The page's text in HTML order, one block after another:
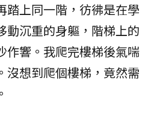
踏上同一階，彷彿是在學
動沉重的身軀，階梯上的
作響。我爬完樓梯後氣喘
沒想到爬個樓梯，竟然需